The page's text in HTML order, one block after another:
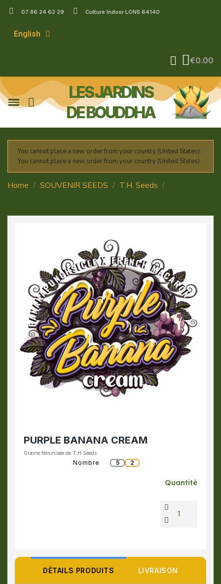
07 86 24 62 29 Culture Indoor LONS 64140
English
€0.00
LES JARDINS
DE BOUDDHA
You cannot place a new order from your country (United States).
You cannot place a new order from your country (United States).
Home SOUVENIR SEEDS T.H. Seeds
PURPLE BANANA CREAM
Graine féminisée de T.H.Seeds
Nombre 5 2
Quantité
DÉTAILS PRODUITS LIVRAISON